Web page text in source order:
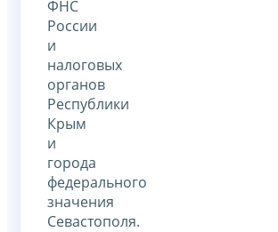
ФНС
России
и
налоговых
органов
Республики
Крым
и
города
федерального
значения
Севастополя.